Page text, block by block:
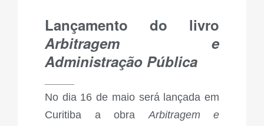
Lançamento do livro
Arbitragem e
Administração Pública
No dia 16 de maio será lançada em
Curitiba a obraArbitragem e